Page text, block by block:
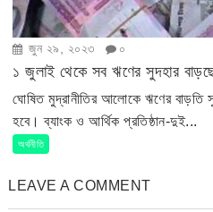
জুন ২৯, ২০২৩ ০
১ জুলাই থেকে সব ঋণের সুদহার
ঘোষিত মুদ্রানীতির আলোকে ঋণের বাড়তি
হবে। ব্যাংক ও আর্থিক প্রতিষ্ঠান-দুই...
অর্থনীতি
LEAVE A COMMENT